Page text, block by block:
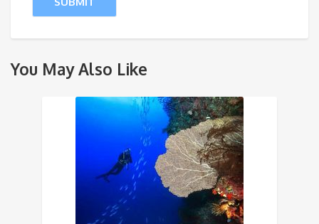
You May Also Like